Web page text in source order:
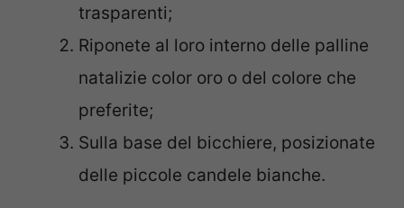
trasparenti;
Riponete al loro interno delle palline
natalizie color oro o del colore che
preferite;
Sulla base del bicchiere, posizionate
delle piccole candele bianche.